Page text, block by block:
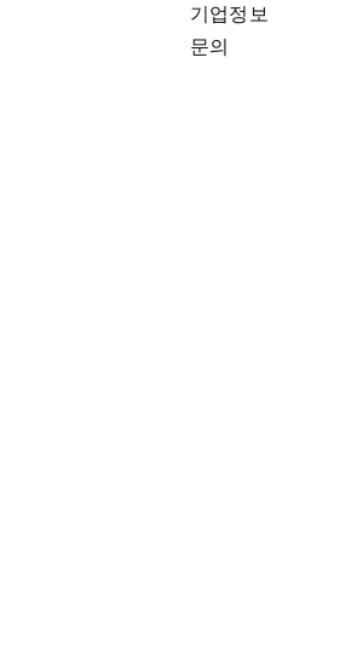
기업정보
문의